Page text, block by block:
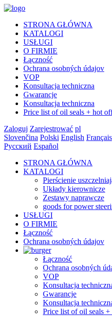
STRONA GŁÓWNA
KATALOGI
USŁUGI
O FIRMIE
Łączność
Ochrana osobných údajov
VOP
Konsultacja techniczna
Gwarancje
Konsultacja techniczna
Price list of oil seals + hot
Zaloguj Zarejestrować pl
Slovenčina Polski English Français
Русский Español
STRONA GŁÓWNA
KATALOGI
Pierścienie
Układy kierownicze
Zestawy naprawcze
goods for power
USŁUGI
O FIRMIE
Łączność
Ochrana osobných údajov
Łączność
Ochrana osobných
VOP
Konsultacja
Gwarancje
Konsultacja
Price list of oil seals